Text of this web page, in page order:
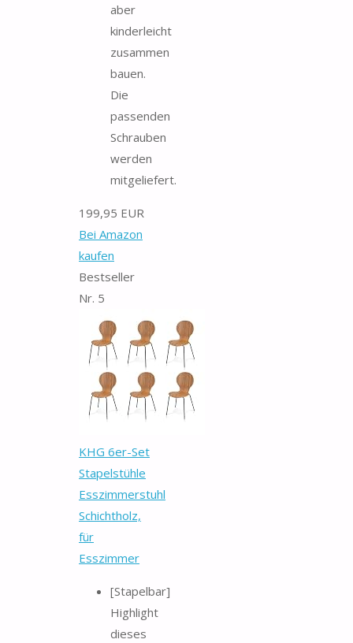
aber
kinderleicht
zusammen
bauen.
Die
passenden
Schrauben
werden
mitgeliefert.
199,95 EUR
Bei Amazon
kaufen
Bestseller
Nr. 5
KHG 6er-Set
Stapelstühle
Esszimmerstuhl
Schichtholz,
für
Esszimmer
[Stapelbar]
Highlight
dieses